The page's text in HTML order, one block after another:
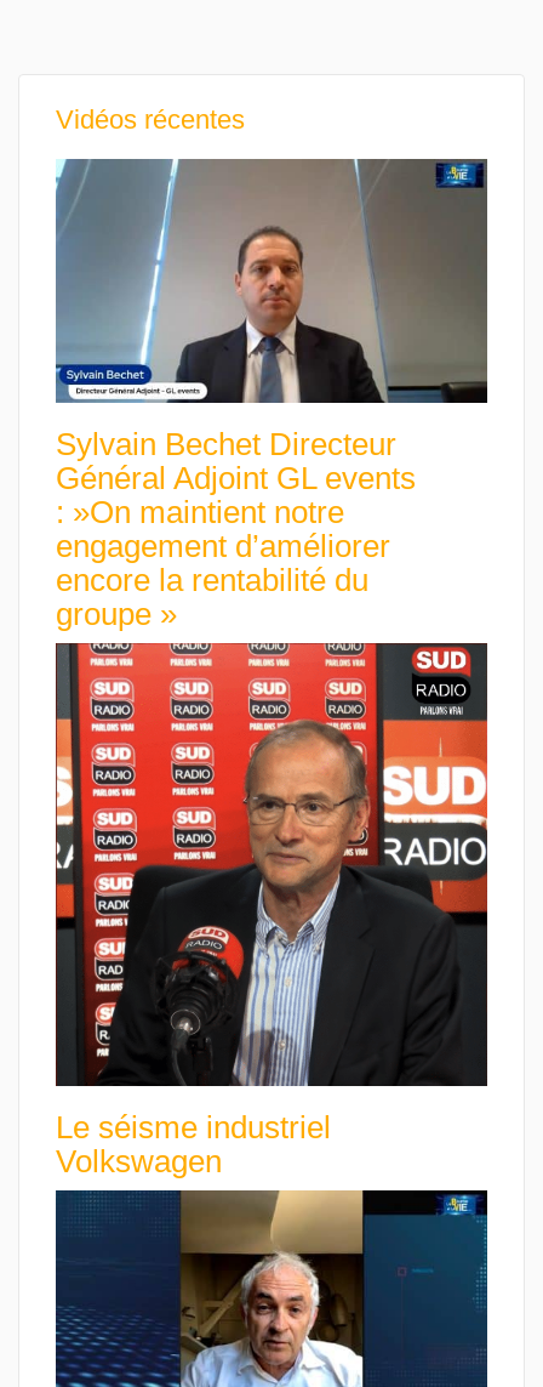
Vidéos récentes
Sylvain Bechet Directeur
Général Adjoint GL events
: »On maintient notre
engagement d’améliorer
encore la rentabilité du
groupe »
Le séisme industriel
Volkswagen